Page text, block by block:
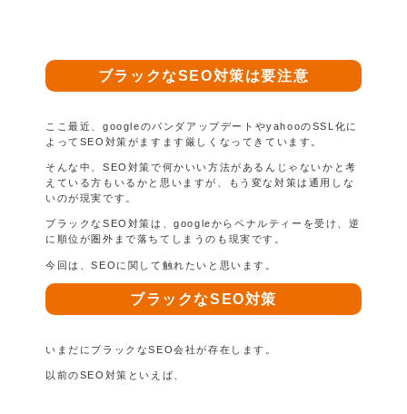
ブラックなSEO対策は要注意
ここ最近、googleのパンダアップデートやyahooのSSL化に
よってSEO対策がますます厳しくなってきています。
そんな中、SEO対策で何かいい方法があるんじゃないかと考
えている方もいるかと思いますが、もう変な対策は通用しな
いのが現実です。
ブラックなSEO対策は、googleからペナルティーを受け、逆
に順位が圏外まで落ちてしまうのも現実です。
今回は、SEOに関して触れたいと思います。
ブラックなSEO対策
いまだにブラックなSEO会社が存在します。
以前のSEO対策といえば、